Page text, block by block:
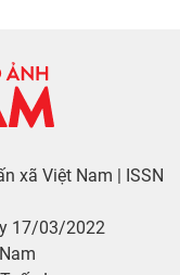
xã Việt Nam | ISSN
17/03/2022